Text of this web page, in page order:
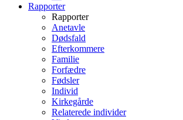
Rapporter
Rapporter
Anetavle
Dødsfald
Efterkommere
Familie
Forfædre
Fødsler
Individ
Kirkegårde
Relaterede individer